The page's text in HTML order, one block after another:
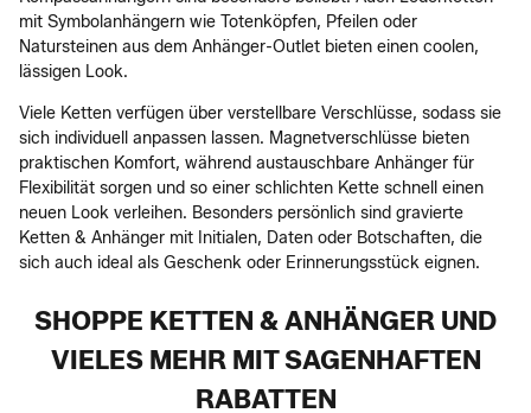
mit Symbolanhängern wie Totenköpfen, Pfeilen oder
Natursteinen aus dem Anhänger-Outlet bieten einen coolen,
lässigen Look.
Viele Ketten verfügen über verstellbare Verschlüsse, sodass sie
sich individuell anpassen lassen. Magnetverschlüsse bieten
praktischen Komfort, während austauschbare Anhänger für
Flexibilität sorgen und so einer schlichten Kette schnell einen
neuen Look verleihen. Besonders persönlich sind gravierte
Ketten & Anhänger mit Initialen, Daten oder Botschaften, die
sich auch ideal als Geschenk oder Erinnerungsstück eignen.
SHOPPE KETTEN & ANHÄNGER UND
VIELES MEHR MIT SAGENHAFTEN
RABATTEN